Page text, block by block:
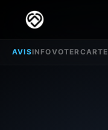
AVISINFOVOTERCARTE